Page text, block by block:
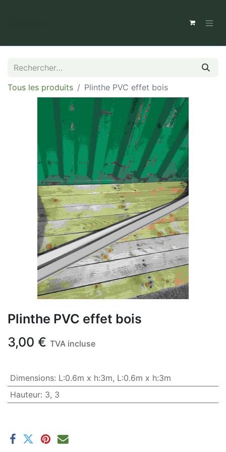
Tous les produits Plinthe PVC effet bois
Plinthe PVC effet bois
3,00 € TVA incluse
Dimensions: L:0.6m x h:3m, L:0.6m x h:3m
Hauteur: 3, 3